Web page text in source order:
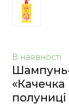
В наявності